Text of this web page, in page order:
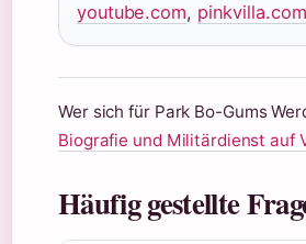
youtube.com, pinkvilla.com
Wer sich für Park Bo-Gums
Biografie und Militärdienst auf
Häufig gestellte